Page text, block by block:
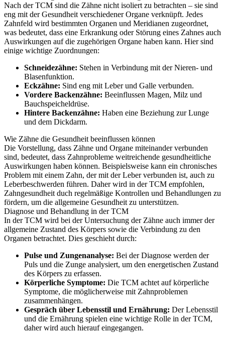
Nach der TCM sind die Zähne nicht isoliert zu betrachten – sie sind
eng mit der Gesundheit verschiedener Organe verknüpft. Jedes
Zahnfeld wird bestimmten Organen und Meridianen zugeordnet,
was bedeutet, dass eine Erkrankung oder Störung eines Zahnes auch
Auswirkungen auf die zugehörigen Organe haben kann. Hier sind
einige wichtige Zuordnungen:
Schneidezähne: Stehen in Verbindung mit der Nieren- und
Blasenfunktion.
Eckzähne: Sind eng mit Leber und Galle verbunden.
Vordere Backenzähne: Beeinflussen Magen, Milz und
Bauchspeicheldrüse.
Hintere Backenzähne: Haben eine Beziehung zur Lunge
und dem Dickdarm.
Wie Zähne die Gesundheit beeinflussen können
Die Vorstellung, dass Zähne und Organe miteinander verbunden
sind, bedeutet, dass Zahnprobleme weitreichende gesundheitliche
Auswirkungen haben können. Beispielsweise kann ein chronisches
Problem mit einem Zahn, der mit der Leber verbunden ist, auch zu
Leberbeschwerden führen. Daher wird in der TCM empfohlen,
Zahngesundheit duch regelmäßige Kontrollen und Behandlungen zu
fördern, um die allgemeine Gesundheit zu unterstützen.
Diagnose und Behandlung in der TCM
In der TCM wird bei der Untersuchung der Zähne auch immer der
allgemeine Zustand des Körpers sowie die Verbindung zu den
Organen betrachtet. Dies geschieht durch:
Pulse und Zungenanalyse: Bei der Diagnose werden der
Puls und die Zunge analysiert, um den energetischen Zustand
des Körpers zu erfassen.
Körperliche Symptome: Die TCM achtet auf körperliche
Symptome, die möglicherweise mit Zahnproblemen
zusammenhängen.
Gespräch über Lebensstil und Ernährung: Der Lebensstil
und die Ernährung spielen eine wichtige Rolle in der TCM,
daher wird auch hierauf eingegangen.